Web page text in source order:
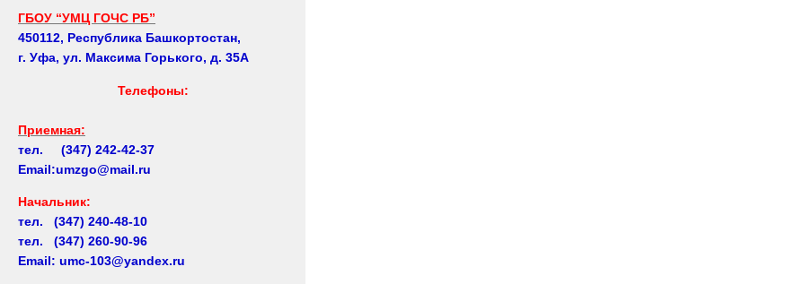
ГБОУ “УМЦ ГОЧС РБ”
450112, Республика Башкортостан,
г. Уфа, ул. Максима Горького, д. 35А
Телефоны:
Приемная:
тел. (347) 242-42-37
Email:umzgo@mail.ru
Начальник:
тел. (347) 240-48-10
тел. (347) 260-90-96
Email: umc-103@yandex.ru